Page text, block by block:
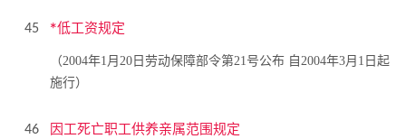
45 *低工资规定
（2004年1月20日劳动保障部令第21号公布 自2004年3月1日起
施行）
46 因工死亡职工供养亲属范围规定